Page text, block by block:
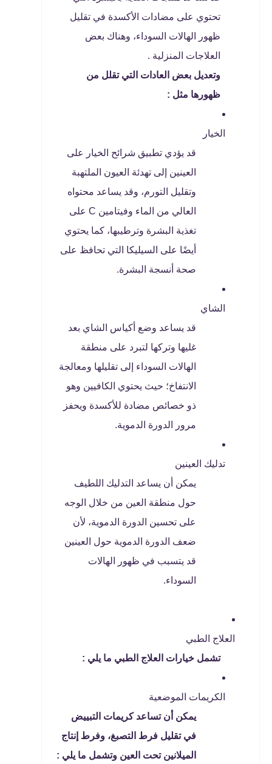
تحتوي على مضادات الأكسدة في تقليل
ظهور الهالات السوداء، وهناك بعض
العلاجات المنزلية .
وتعديل بعض العادات التي تقلل من
ظهورها مثل :
الخيار
قد يؤدي تطبيق شرائح الخيار على
العينين إلى تهدئة العيون الملتهبة
وتقليل التورم، وقد يساعد محتواه
العالي من الماء وفيتامين C على
تغذية البشرة وترطيبها، كما يحتوي
أيضًا على السيليكا التي تحافظ على
صحة أنسجة البشرة.
الشاي
قد يساعد وضع أكياس الشاي بعد
غليها وتركها لتبرد على منطقة
الهالات السوداء إلى تقليلها ومعالجة
الانتفاخ؛ حيث يحتوي الكافيين وهو
ذو خصائص مضادة للأكسدة ويحفز
مرور الدورة الدموية.
تدليك العينين
يمكن أن يساعد التدليك اللطيف
حول منطقة العين من خلال الوجه
على تحسين الدورة الدموية، لأن
ضعف الدورة الدموية حول العينين
قد يتسبب في ظهور الهالات
السوداء.
العلاج الطبي
تشمل خيارات العلاج الطبي ما يلي :
الكريمات الموضعية
يمكن أن تساعد كريمات التبييض
في تقليل فرط التصبغ، وفرط إنتاج
الميلانين تحت العين وتشمل ما يلي :